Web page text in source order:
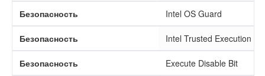
Безопасность Intel OS Guard
Безопасность Intel Trusted Execution
Безопасность Execute Disable Bit